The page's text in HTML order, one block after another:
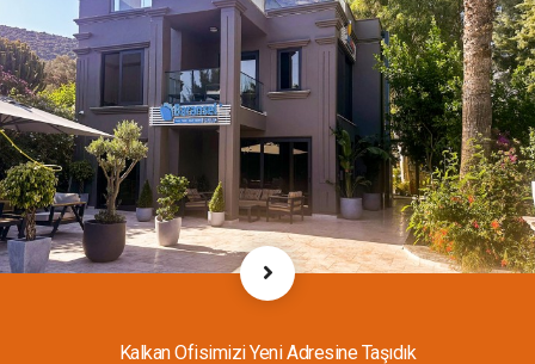
Kalkan Ofisimizi Yeni Adresine Taşıdık